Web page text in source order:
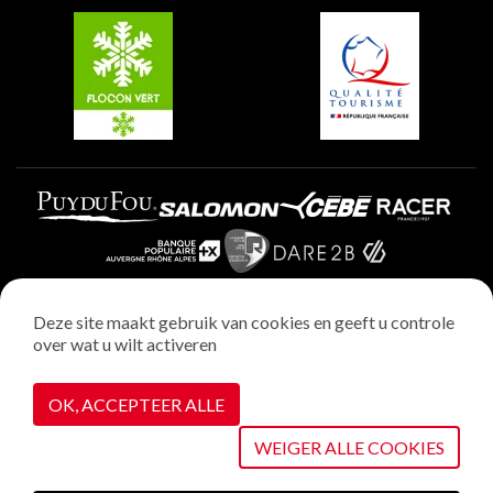
Plagne Villages
Plagne Aime 2000
Wettelijke vermeldingen
Privacybeleid
Realisatie : StudioJuillet
Cookiebeheer
Deze site maakt gebruik van cookies en geeft u controle
over wat u wilt activeren
OK, ACCEPTEER ALLE
WEIGER ALLE COOKIES